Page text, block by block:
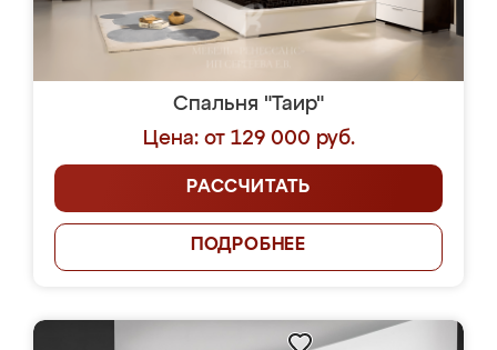
Спальня "Таир"
Цена: от 129 000 руб.
РАССЧИТАТЬ
ПОДРОБНЕЕ